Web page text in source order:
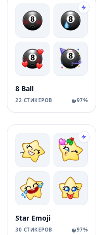
8 Ball
22 СТИКЕРОВ 97%
Star Emoji
30 СТИКЕРОВ 97%